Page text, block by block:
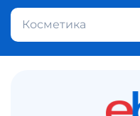
Косметика